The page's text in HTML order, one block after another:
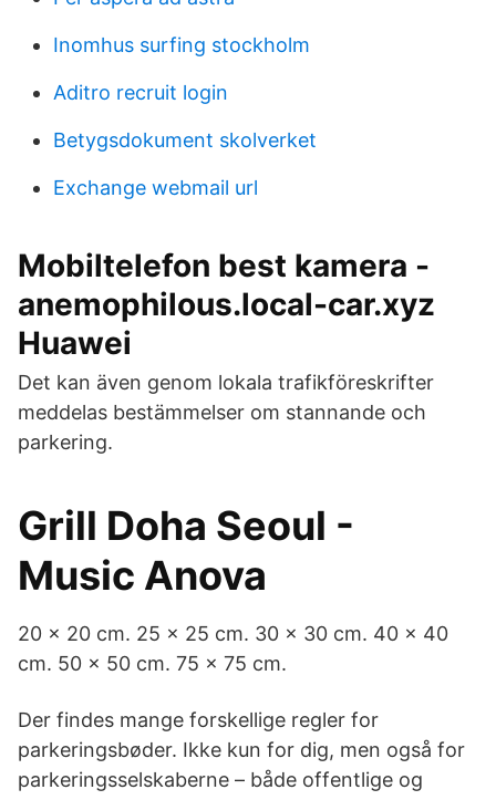
Inomhus surfing stockholm
Aditro recruit login
Betygsdokument skolverket
Exchange webmail url
Mobiltelefon best kamera -
anemophilous.local-car.xyz
Huawei
Det kan även genom lokala trafikföreskrifter
meddelas bestämmelser om stannande och
parkering.
Grill Doha Seoul -
Music Anova
20 x 20 cm. 25 x 25 cm. 30 x 30 cm. 40 x 40
cm. 50 x 50 cm. 75 x 75 cm.
Der findes mange forskellige regler for
parkeringsbøder. Ikke kun for dig, men også for
parkeringsselskaberne – både offentlige og